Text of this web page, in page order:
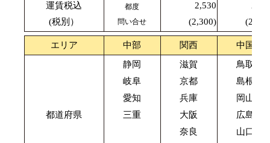
運賃税込
(税別）
都度
問い合せ
2,530
(2,300)
エリア 中部 関西 中国
都道府県
静岡
岐阜
愛知
三重
滋賀
京都
兵庫
大阪
奈良
鳥取
島根
岡山
広島
山口